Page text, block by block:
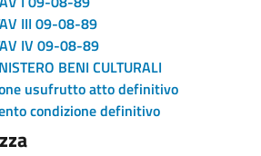
III 09-08-89
IV 09-08-89
BENI CULTURALI
usufrutto atto definitivo
condizione definitivo